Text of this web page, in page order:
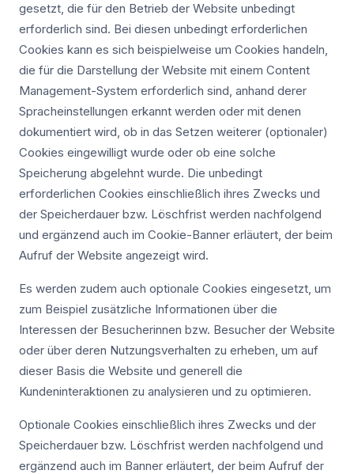
gesetzt, die für den Betrieb der Website unbedingt
erforderlich sind. Bei diesen unbedingt erforderlichen
Cookies kann es sich beispielweise um Cookies handeln,
die für die Darstellung der Website mit einem Content
Management-System erforderlich sind, anhand derer
Spracheinstellungen erkannt werden oder mit denen
dokumentiert wird, ob in das Setzen weiterer (optionaler)
Cookies eingewilligt wurde oder ob eine solche
Speicherung abgelehnt wurde. Die unbedingt
erforderlichen Cookies einschließlich ihres Zwecks und
der Speicherdauer bzw. Löschfrist werden nachfolgend
und ergänzend auch im Cookie-Banner erläutert, der beim
Aufruf der Website angezeigt wird.
Es werden zudem auch optionale Cookies eingesetzt, um
zum Beispiel zusätzliche Informationen über die
Interessen der Besucherinnen bzw. Besucher der Website
oder über deren Nutzungsverhalten zu erheben, um auf
dieser Basis die Website und generell die
Kundeninteraktionen zu analysieren und zu optimieren.
Optionale Cookies einschließlich ihres Zwecks und der
Speicherdauer bzw. Löschfrist werden nachfolgend und
ergänzend auch im Banner erläutert, der beim Aufruf der